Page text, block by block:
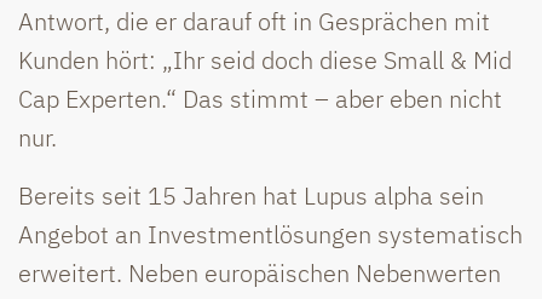
Antwort, die er darauf oft in Gesprächen mit
Kunden hört: „Ihr seid doch diese Small & Mid
Cap Experten.“ Das stimmt – aber eben nicht
nur.
Bereits seit 15 Jahren hat Lupus alpha sein
Angebot an Investmentlösungen systematisch
erweitert. Neben europäischen Nebenwerten